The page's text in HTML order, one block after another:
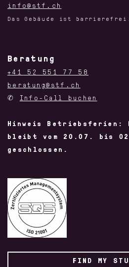
info@stf.ch
Das Gebäude ist barrierefrei.
Beratung
+41 52 551 77 58
beratung@stf.ch
✆ Info-Call buchen
Hinweis Betriebsferien:
bleibt vom 20.07. bis
geschlossen.
FIND MY